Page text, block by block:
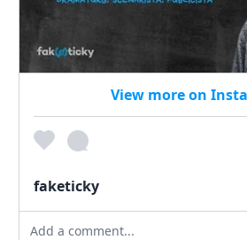
View more on
faketicky
Add a comment...